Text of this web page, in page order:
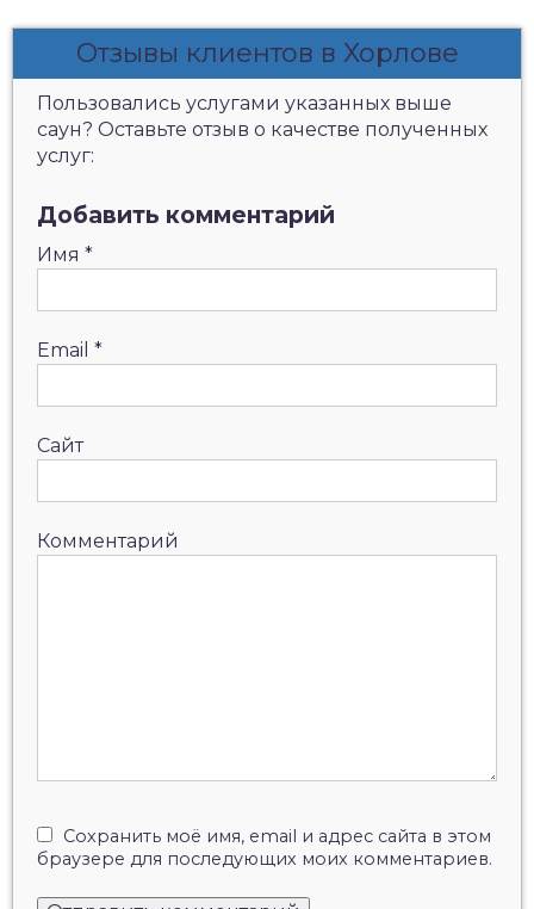
Отзывы клиентов в Хорлове
Пользовались услугами указанных выше
саун? Оставьте отзыв о качестве полученных
услуг:
Добавить комментарий
Имя *
Email *
Сайт
Комментарий
Сохранить моё имя, email и адрес сайта в этом
браузере для последующих моих комментариев.